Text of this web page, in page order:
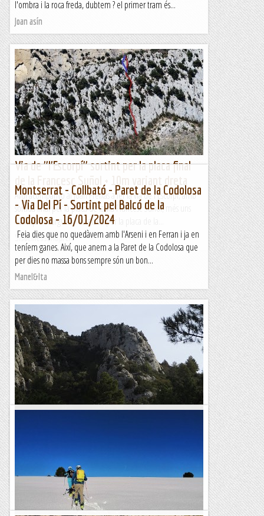
l'ombra i la roca freda, dubtem ? el primer tram és...
Joan asín
Via de "l'Escorpí" sortint per la placa final
Avui acompanyo al Joan Freixas a fer la via de l'Escorpí, amb
sortida final per la placa de la via Francesc Suñol, més uns
10m que allarguen l'escalada per la placa de la...
Sisbemessanapren
Montserrat - Collbató - Paret de la Codolosa
- Via Del Pí - Sortint pel Balcó de la
Codolosa - 16/01/2024
Feia dies que no quedàvem amb l'Arseni i en Ferran i ja en
teníem ganes. Així, que anem a la Paret de la Codolosa que
per dies no massa bons sempre són un bon...
Manel&Ita
cresta a prop del cantell entre la cara oest i la cara...
Romàntic Guerrer